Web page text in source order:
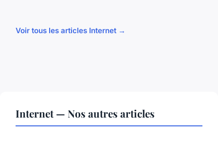
Voir tous les articles Internet →
Internet — Nos autres articles